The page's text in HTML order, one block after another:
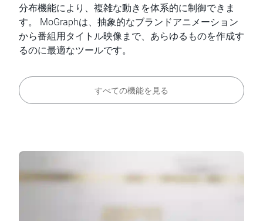
分布機能により、複雑な動きを体系的に制御できま
す。 MoGraphは、抽象的なブランドアニメーション
から番組用タイトル映像まで、あらゆるものを作成す
るのに最適なツールです。
すべての機能を見る